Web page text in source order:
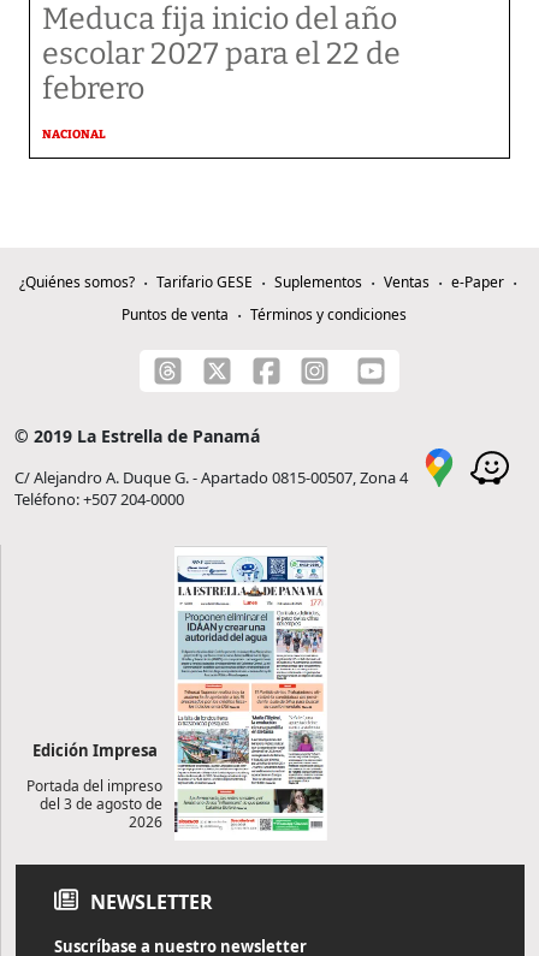
Meduca fija inicio del año
escolar 2027 para el 22 de
febrero
NACIONAL
¿Quiénes somos? Tarifario GESE Suplementos Ventas
e-Paper
Puntos de venta
Términos y condiciones
© 2019 La Estrella de Panamá
C/ Alejandro A. Duque G. - Apartado 0815-00507, Zona 4
Teléfono: +507 204-0000
Edición Impresa
Portada del impreso
del 3 de agosto de
2026
NEWSLETTER
Suscríbase a nuestro newsletter